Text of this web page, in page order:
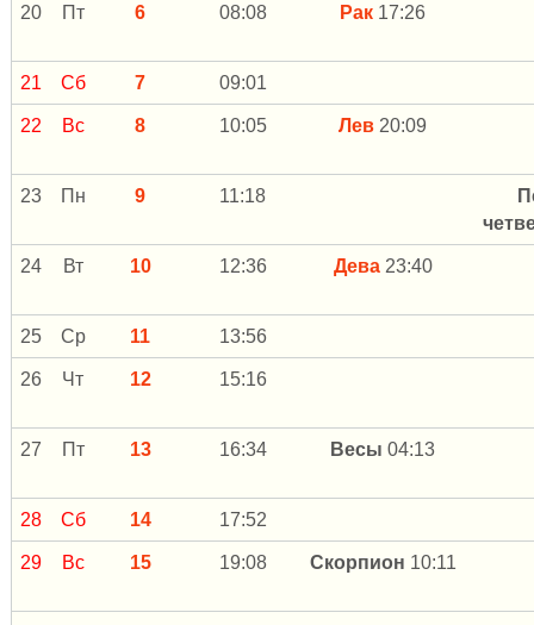
20 Пт 6 08:08 Рак 17:26
21 Сб 7 09:01
22 Вс 8 10:05 Лев 20:09
23 Пн 9 11:18
24 Вт 10 12:36 Дева23:40
25 Ср 11 13:56
26 Чт 12 15:16
27 Пт 13 16:34 Весы04:13
28 Сб 14 17:52
29 Вс 15 19:08 Скорпион 10:11